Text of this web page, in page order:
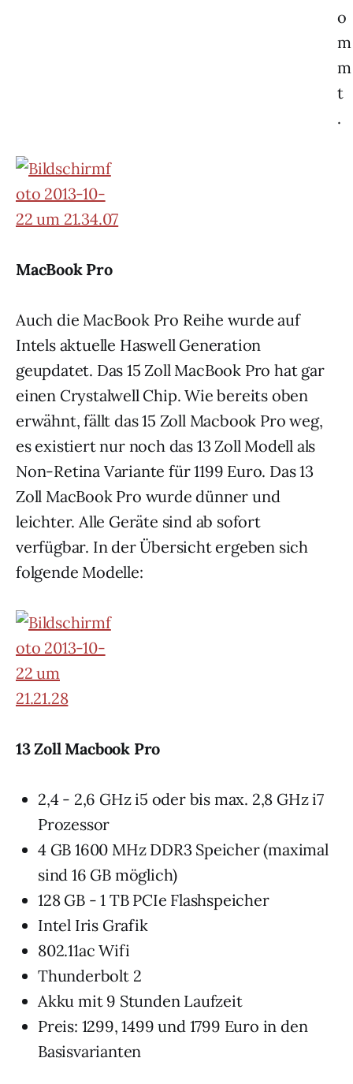
o
m
m
t
.
MacBook Pro
Auch die MacBook Pro Reihe wurde auf
Intels aktuelle Haswell Generation
geupdatet. Das 15 Zoll MacBook Pro hat gar
einen Crystalwell Chip. Wie bereits oben
erwähnt, fällt das 15 Zoll Macbook Pro weg,
es existiert nur noch das 13 Zoll Modell als
Non-Retina Variante für 1199 Euro. Das 13
Zoll MacBook Pro wurde dünner und
leichter. Alle Geräte sind ab sofort
verfügbar. In der Übersicht ergeben sich
folgende Modelle:
13 Zoll Macbook Pro
2,4 - 2,6 GHz i5 oder bis max. 2,8 GHz i7
Prozessor
4 GB 1600 MHz DDR3 Speicher (maximal
sind 16 GB möglich)
128 GB - 1 TB PCIe Flashspeicher
Intel Iris Grafik
802.11ac Wifi
Thunderbolt 2
Akku mit 9 Stunden Laufzeit
Preis: 1299, 1499 und 1799 Euro in den
Basisvarianten